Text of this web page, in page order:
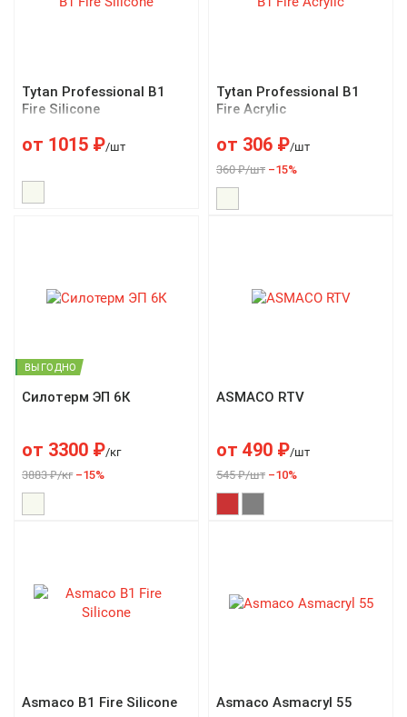
Tytan Professional B1
Fire Silicone
от 1015 ₽/шт
Tytan Professional B1
Fire Acrylic
от 306 ₽/шт
360 ₽/шт –15%
ВЫГОДНО
Силотерм ЭП 6К
от 3300 ₽/кг
3883 ₽/кг –15%
ASMACO RTV
от 490 ₽/шт
545 ₽/шт –10%
Asmaco B1 Fire Silicone Asmaco Asmacryl 55